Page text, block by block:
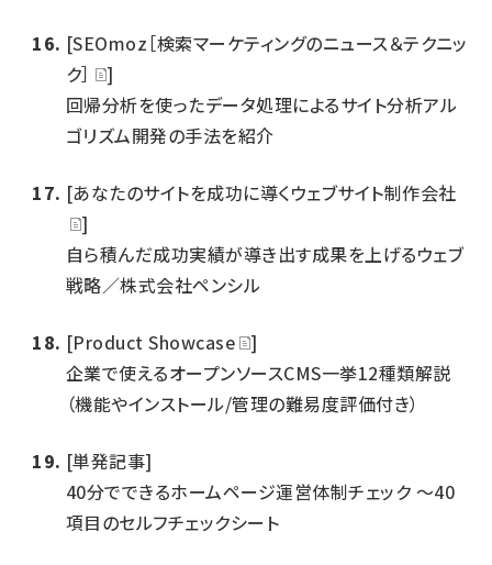
[SEOmoz［検索マーケティングのニュース＆テクニッ
ク］
]
回帰分析を使ったデータ処理によるサイト分析アル
ゴリズム開発の手法を紹介
[あなたのサイトを成功に導くウェブサイト制作会社
]
自ら積んだ成功実績が導き出す成果を上げるウェブ
戦略／株式会社ペンシル
[Product Showcase
]
企業で使えるオープンソースCMS一挙12種類解説
（機能やインストール/管理の難易度評価付き）
[単発記事]
40分でできるホームページ運営体制チェック ～40
項目のセルフチェックシート